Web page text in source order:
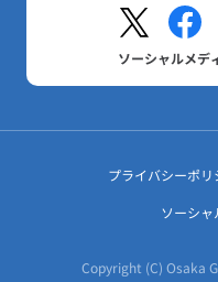
ソーシャルメデ
プライバシーポリ
ソーシ
Copyright (C) Osaka